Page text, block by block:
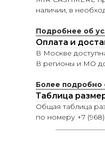
наличии, в
Подробнее об
Оплата и
В Москве
В регионы и МО
Более подробно
Таблица
Общая таблица
по номеру +7